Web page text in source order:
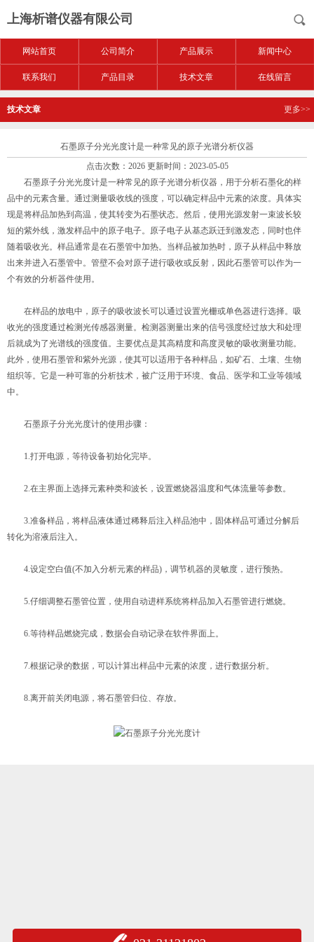
上海析谱仪器有限公司
网站首页 公司简介 产品展示 新闻中心
联系我们 产品目录 技术文章 在线留言
技术文章 更多>>
石墨原子分光光度计是一种常见的原子光谱分析仪器
点击次数：2026 更新时间：2023-05-05
石墨原子分光光度计是一种常见的原子光谱分析仪器，用于分析石墨化的样
品中的元素含量。通过测量吸收线的强度，可以确定样品中元素的浓度。具体实
现是将样品加热到高温，使其转变为石墨状态。然后，使用光源发射一束波长较
短的紫外线，激发样品中的原子电子。原子电子从基态跃迁到激发态，同时也伴
随着吸收光。样品通常是在石墨管中加热。当样品被加热时，原子从样品中释放
出来并进入石墨管中。管壁不会对原子进行吸收或反射，因此石墨管可以作为一
个有效的分析器件使用。
在样品的放电中，原子的吸收波长可以通过设置光栅或单色器进行选择。吸
收光的强度通过检测光传感器测量。检测器测量出来的信号强度经过放大和处理
后就成为了光谱线的强度值。主要优点是其高精度和高度灵敏的吸收测量功能。
此外，使用石墨管和紫外光源，使其可以适用于各种样品，如矿石、土壤、生物
组织等。它是一种可靠的分析技术，被广泛用于环境、食品、医学和工业等领域
中。
石墨原子分光光度计的使用步骤：
1.打开电源，等待设备初始化完毕。
2.在主界面上选择元素种类和波长，设置燃烧器温度和气体流量等参数。
3.准备样品，将样品液体通过稀释后注入样品池中，固体样品可通过分解后
转化为溶液后注入。
4.设定空白值(不加入分析元素的样品)，调节机器的灵敏度，进行预热。
5.仔细调整石墨管位置，使用自动进样系统将样品加入石墨管进行燃烧。
6.等待样品燃烧完成，数据会自动记录在软件界面上。
7.根据记录的数据，可以计算出样品中元素的浓度，进行数据分析。
8.离开前关闭电源，将石墨管归位、存放。